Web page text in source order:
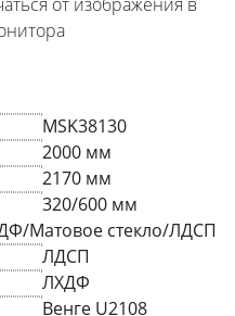
MSK38130
2000 мм
2170 мм
320/600 мм
Матовое стекло/ЛДСП
ЛДСП
ЛХДФ
Венге U2108